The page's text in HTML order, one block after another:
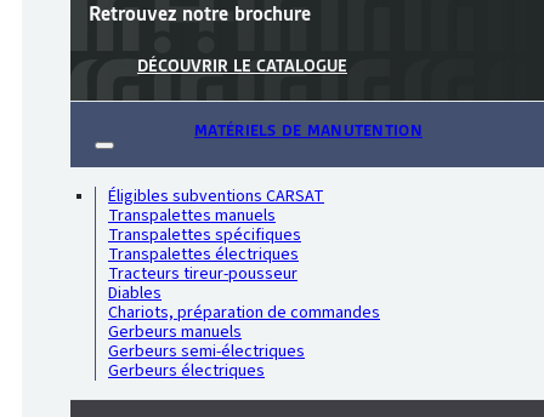
Retrouvez notre brochure
DÉCOUVRIR LE CATALOGUE
MATÉRIELS DE MANUTENTION
Éligibles subventions CARSAT
Transpalettes manuels
Transpalettes spécifiques
Transpalettes électriques
Tracteurs tireur-pousseur
Diables
Chariots, préparation de commandes
Gerbeurs manuels
Gerbeurs semi-électriques
Gerbeurs électriques